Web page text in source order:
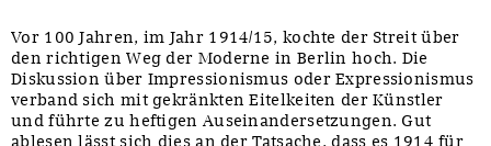
Vor 100 Jahren, im Jahr 1914/15, kochte der Streit über
den richtigen Weg der Moderne in Berlin hoch. Die
Diskussion über Impressionismus oder Expressionismus
verband sich mit gekränkten Eitelkeiten der Künstler
und führte zu heftigen Auseinandersetzungen. Gut
ablesen lässt sich dies an der Tatsache, dass es 1914 für